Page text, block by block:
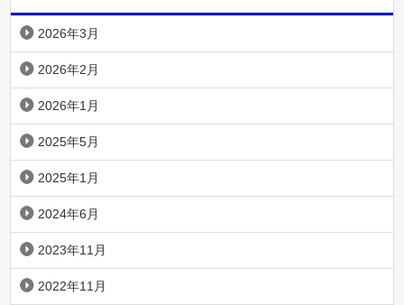
2026年3月
2026年2月
2026年1月
2025年5月
2025年1月
2024年6月
2023年11月
2022年11月